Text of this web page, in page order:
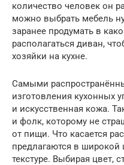
количество человек он
можно выбрать мебель
заранее продумать в
располагаться диван,
хозяйки на кухне.
Самыми
изготовления кухонных
и искусственная кожа.
и фолк, которому не
от пищи. Что касается
предлагаются в широкой
текстуре. Выбирая цвет,